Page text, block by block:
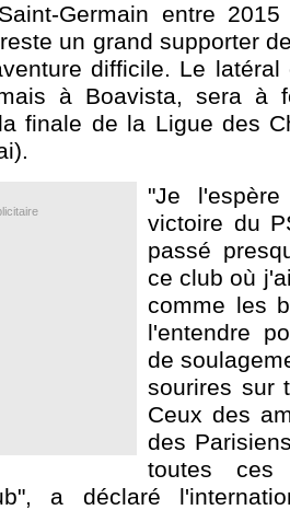
Germain entre
un grand supporter
difficile. Le latéral
à Boavista, sera à
finale de la Ligue des
"Je
victoire du
passé
ce club où
comme les
l'entendre
de
sourires sur
Ceux des
des
toutes ces
a déclaré